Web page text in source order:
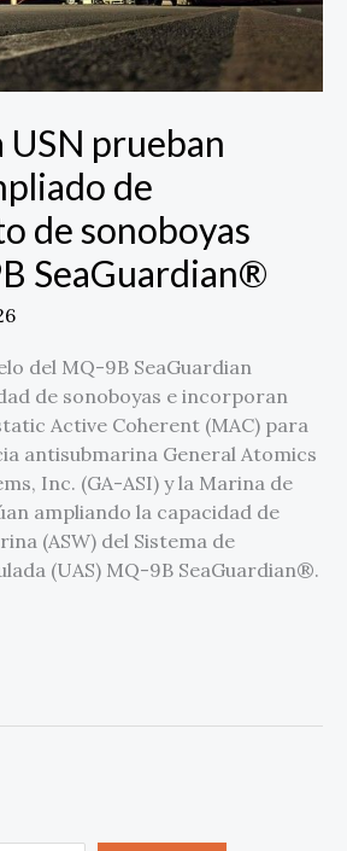
USN prueban
de
de sonoboyas
SeaGuardian®
del MQ-9B SeaGuardian
de sonoboyas e incorporan
Active Coherent (MAC) para
antisubmarina General Atomics
Inc. (GA-ASI) y la Marina de
ampliando la capacidad de
(ASW) del Sistema de
(UAS) MQ-9B SeaGuardian®.